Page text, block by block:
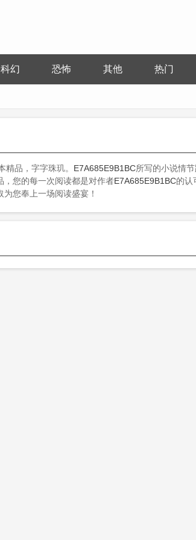
科幻 恐怖 其他 热门
品，字字珠玑。 E7A685E9B1BC所写的小说情
，您的每一次阅读都是对作者E7A685E9B1BC的认
您奉上一场阅读盛宴！